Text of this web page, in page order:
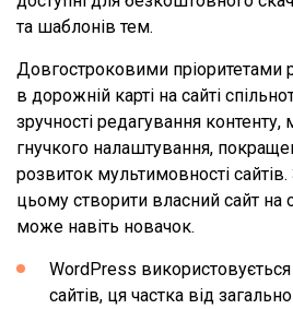
та шаблонів тем.
Довгостроковими пріоритетами
в дорожній карті на сайті
зручності редагування
гнучкого налаштування,
розвиток мультимовності
цьому створити власний сайт на
може навіть новачок.
WordPress
сайтів, ця частка від